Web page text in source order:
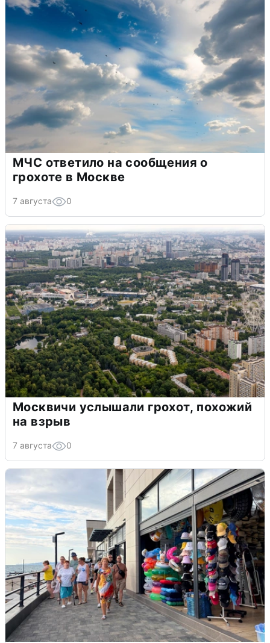
МЧС ответило на сообщения о
грохоте в Москве
7 августа 0
Москвичи услышали грохот, похожий
на взрыв
7 августа 0